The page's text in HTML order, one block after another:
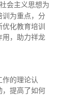
会主义思想为
为重点， 分
优化教育培训
用，助力祥龙
的理论认
，提高了如何